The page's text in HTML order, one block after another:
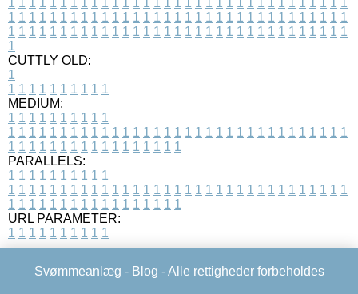
1 1 1 1 1 1 1 1 1 1 1 1 1 1 1 1 1 1 1 1 1 1 1 1 1 1 1 1 1 1 1 1 1
1 1 1 1 1 1 1 1 1 1 1 1 1 1 1 1 1 1 1 1 1 1 1 1 1 1 1 1 1 1 1 1 1
1 1 1 1 1 1 1 1 1 1 1 1 1 1 1 1 1 1 1 1 1 1 1 1 1 1 1 1 1 1 1 1 1
1
CUTTLY OLD:
1
1 1 1 1 1 1 1 1 1 1
MEDIUM:
1 1 1 1 1 1 1 1 1 1
1 1 1 1 1 1 1 1 1 1 1 1 1 1 1 1 1 1 1 1 1 1 1 1 1 1 1 1 1 1 1 1 1
1 1 1 1 1 1 1 1 1 1 1 1 1 1 1 1 1
PARALLELS:
1 1 1 1 1 1 1 1 1 1
1 1 1 1 1 1 1 1 1 1 1 1 1 1 1 1 1 1 1 1 1 1 1 1 1 1 1 1 1 1 1 1 1
1 1 1 1 1 1 1 1 1 1 1 1 1 1 1 1 1
URL PARAMETER:
1 1 1 1 1 1 1 1 1 1
Svømmeanlæg - Blog - Alle rettigheder forbeholdes